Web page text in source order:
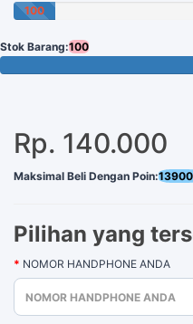
100
Stok Barang:100
Rp. 140.000
Maksimal Beli Dengan Poin:
Pilihan yang
NOMOR HANDPHONE ANDA